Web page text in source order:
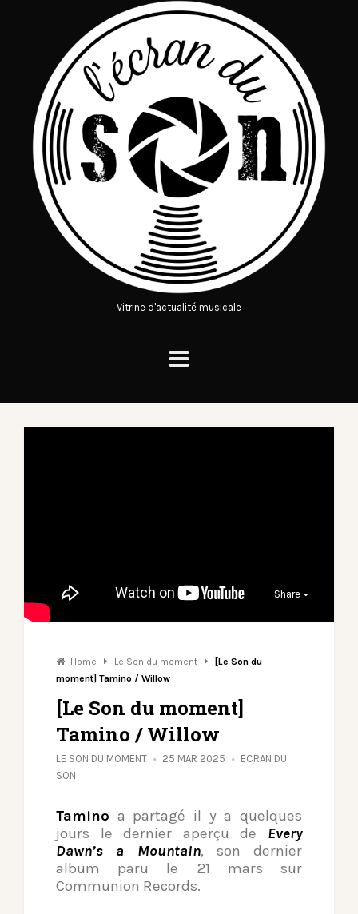
Vitrine d'actualité musicale
Share
Home Le Son du moment
[Le Son du
moment] Tamino / Willow
[Le Son du moment]
Tamino / Willow
LE SON DU MOMENT 25 MAR 2025
ECRAN DU
SON
Tamino a partagé il y a quelques
jours le dernier aperçu de Every
Dawn’s a Mountain, son dernier
album paru le 21 mars sur
Communion Records.